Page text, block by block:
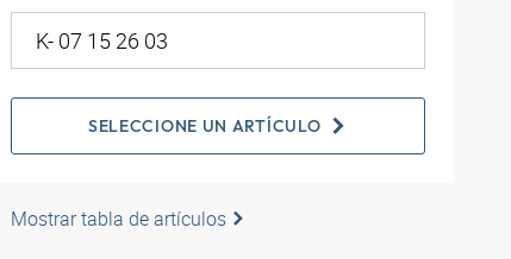
SELECCIONE UN ARTÍCULO
Mostrar tabla de artículos